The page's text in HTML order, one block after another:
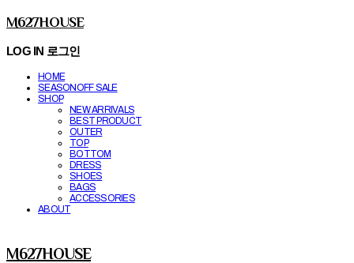
M627HOUSE
LOG IN 로그인
HOME
SEASONOFF SALE
SHOP
NEW ARRIVALS
BEST PRODUCT
OUTER
TOP
BOTTOM
DRESS
SHOES
BAGS
ACCESSORIES
ABOUT
M627HOUSE